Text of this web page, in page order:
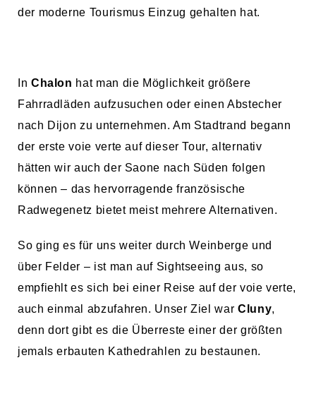
der moderne Tourismus Einzug gehalten hat.
In Chalon hat man die Möglichkeit größere
Fahrradläden aufzusuchen oder einen Abstecher
nach Dijon zu unternehmen. Am Stadtrand begann
der erste voie verte auf dieser Tour, alternativ
hätten wir auch der Saone nach Süden folgen
können – das hervorragende französische
Radwegenetz bietet meist mehrere Alternativen.
So ging es für uns weiter durch Weinberge und
über Felder – ist man auf Sightseeing aus, so
empfiehlt es sich bei einer Reise auf der voie verte,
auch einmal abzufahren. Unser Ziel war Cluny,
denn dort gibt es die Überreste einer der größten
jemals erbauten Kathedrahlen zu bestaunen.